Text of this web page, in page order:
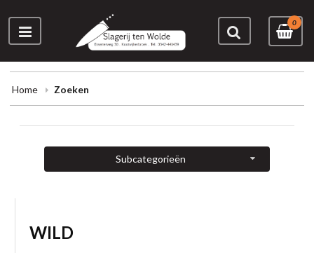
0
Home Zoeken
Subcategorieën
WILD